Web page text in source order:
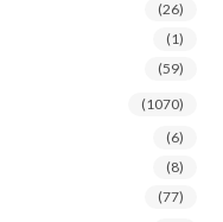
(26)
(1)
(59)
(1070)
(6)
(8)
(77)